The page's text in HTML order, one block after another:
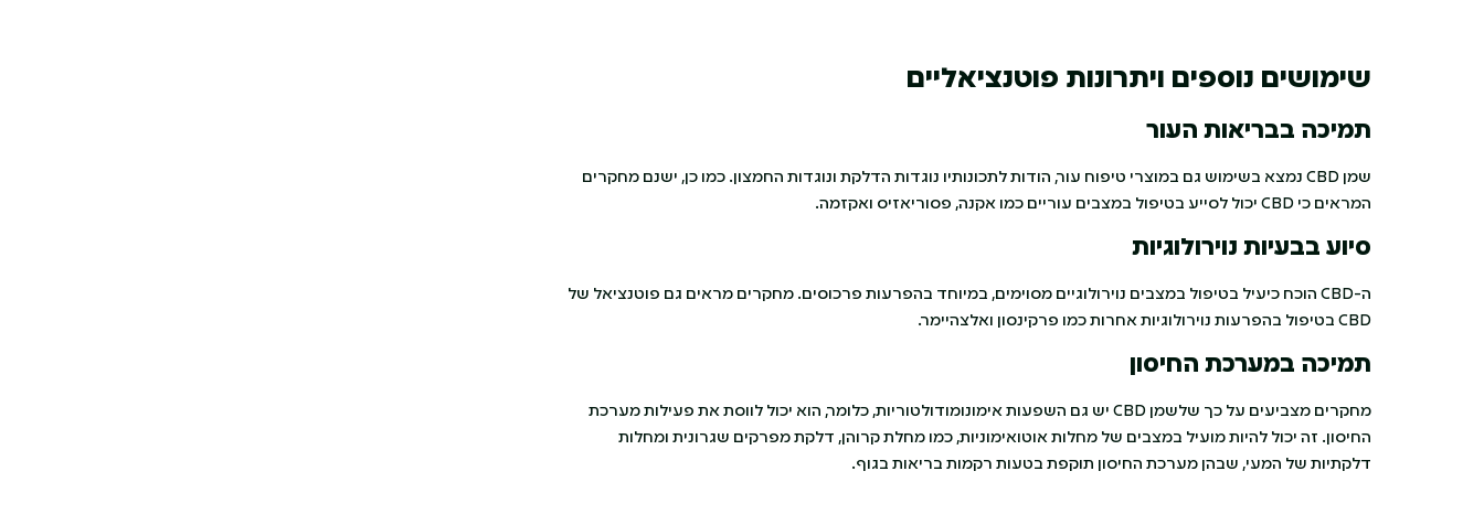
שימושים נוספים ויתרונות פוטנציאליים
תמיכה בבריאות העור
שמן CBD נמצא בשימוש גם במוצרי טיפוח עור, הודות לתכונותיו נוגדות הדלקת ונוגדות החמצון. כמו כן, ישנם מחקרים
המראים כי CBD יכול לסייע בטיפול במצבים עוריים כמו אקנה, פסוריאזיס ואקזמה.
סיוע בבעיות נוירולוגיות
ה-CBD הוכח כיעיל בטיפול במצבים נוירולוגיים מסוימים, במיוחד בהפרעות פרכוסים. מחקרים מראים גם פוטנציאל של
CBD בטיפול בהפרעות נוירולוגיות אחרות כמו פרקינסון ואלצהיימר.
תמיכה במערכת החיסון
מחקרים מצביעים על כך שלשמן CBD יש גם השפעות אימונומודולטוריות, כלומר, הוא יכול לווסת את פעילות מערכת
החיסון. זה יכול להיות מועיל במצבים של מחלות אוטואימוניות, כמו מחלת קרוהן, דלקת מפרקים שגרונית ומחלות
דלקתיות של המעי, שבהן מערכת החיסון תוקפת בטעות רקמות בריאות בגוף.